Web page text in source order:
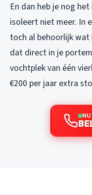
En dan heb je nog
isoleert niet meer. In
toch al behoorlijk
dat direct in je
vochtplek van één
€200 per jaar extra